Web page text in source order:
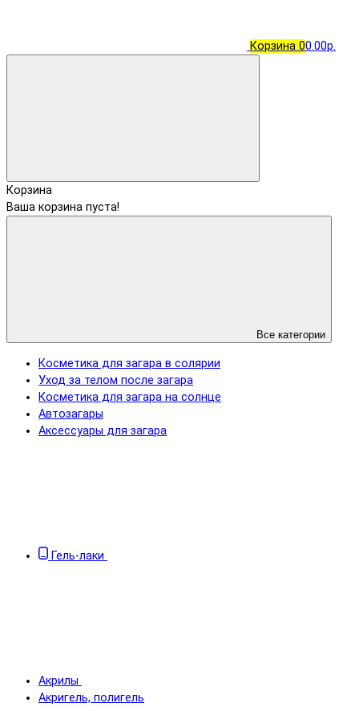
Корзина 00.00р.
Корзина
Ваша корзина пуста!
Все категории
Косметика для загара в солярии
Уход за телом после загара
Косметика для загара на солнце
Автозагары
Аксессуары для загара
Гель-лаки
Акрилы
Акригель, полигель